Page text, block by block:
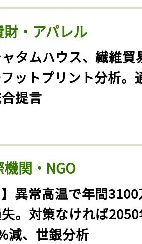
・アパレル
ャタムハウス、繊維貿
ットプリント分析。
提言
関・NGO
】異常高温で年間
。対策なければ
減、世銀分析